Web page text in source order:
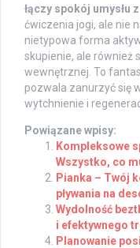
łączy spokój umysłu
ćwiczenia jogi, ale nie
nietypowa forma
skupienie, ale również
wewnętrznej. To
pozwala zanurzyć się
wytchnienie i
Powiązane wpisy:
Kompleksowe
Wszystko, co
Pianka – Twój
pływania na
Wydolność
i efektywnego
Planowanie